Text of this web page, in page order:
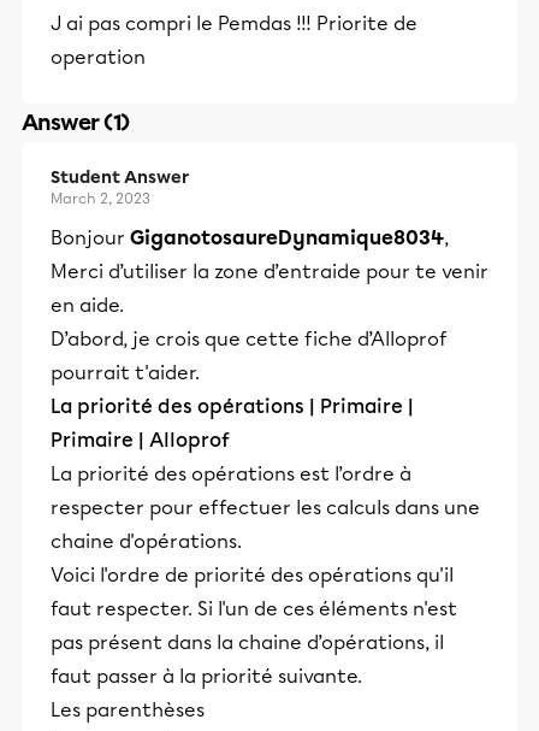
J ai pas compri le Pemdas !!! Priorite de
operation
Answer (1)
Student Answer
March 2, 2023
Bonjour GiganotosaureDynamique8034,
Merci d’utiliser la zone d’entraide pour te venir
en aide.
D’abord, je crois que cette fiche d’Alloprof
pourrait t'aider.
La priorité des opérations | Primaire |
Primaire | Alloprof
La priorité des opérations est l’ordre à
respecter pour effectuer les calculs dans une
chaine d'opérations.
Voici l'ordre de priorité des opérations qu'il
faut respecter. Si l'un de ces éléments n'est
pas présent dans la chaine d’opérations, il
faut passer à la priorité suivante.
Les parenthèses